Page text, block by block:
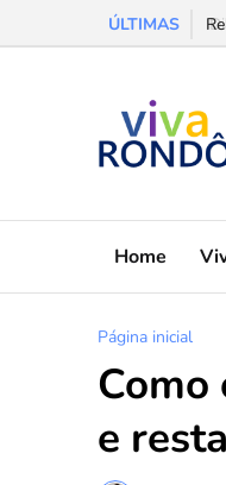
ÚLTIMAS
Home
Página inicial
e